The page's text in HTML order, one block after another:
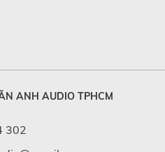
ANH AUDIO TPHCM
302